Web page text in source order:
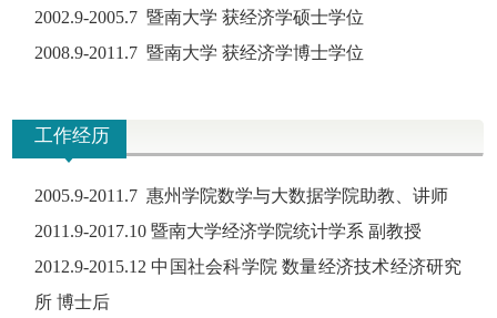
2002.9-2005.7 暨南大学 获经济学硕士学位
2008.9-2011.7 暨南大学 获经济学博士学位
工作经历
2005.9-2011.7 惠州学院数学与大数据学院助教、讲师
2011.9-2017.10 暨南大学经济学院统计学系 副教授
2012.9-2015.12 中国社会科学院 数量经济技术经济研究
所 博士后